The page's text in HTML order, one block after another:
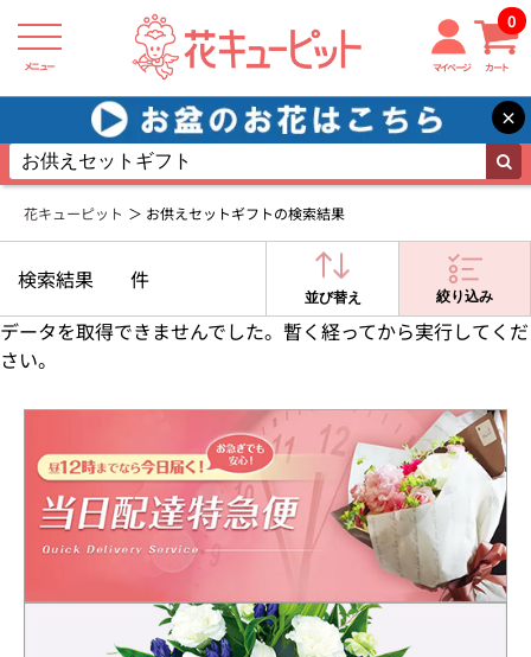
メニュー マイページ カート
0
×
花キューピット お供えセットギフトの検索結果
検索結果 件
並び替え 絞り込み
データを取得できませんでした。暫く経ってから実行してくだ
さい。